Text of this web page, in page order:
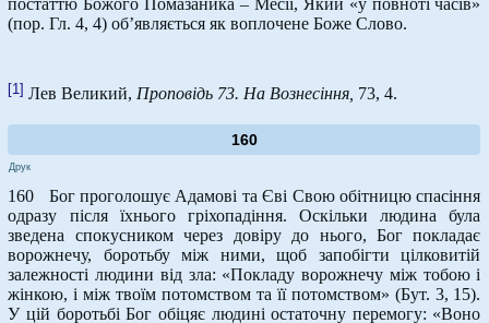
постаттю Божого Помазаника – Месії, Який «у повноті часів»
(пор. Гл. 4, 4) об’являється як воплочене Боже Слово.
[1] Лев Великий,Проповідь 73. На Вознесіння, 73, 4.
160
Друк
160 Бог проголошує Адамові та Єві Свою обітницю спасіння
одразу після їхнього гріхопадіння. Оскільки людина була
зведена спокусником через довіру до нього, Бог покладає
ворожнечу, боротьбу між ними, щоб запобігти цілковитій
залежності людини від зла: «Покладу ворожнечу між тобою і
жінкою, і між твоїм потомством та її потомством» (Бут. 3, 15).
У цій боротьбі Бог обіцяє людині остаточну перемогу: «Воно